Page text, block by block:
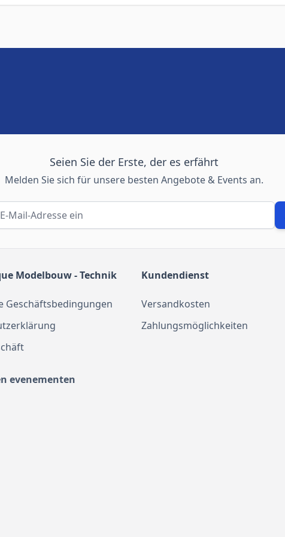
Seien Sie der Erste, der es erfährt
Melden Sie sich für unsere besten Angebote & Events an.
Modelbouw - Technik
Geschäftsbedingungen
evenementen
Kundendienst
Versandkosten
Zahlungsmöglichkeiten